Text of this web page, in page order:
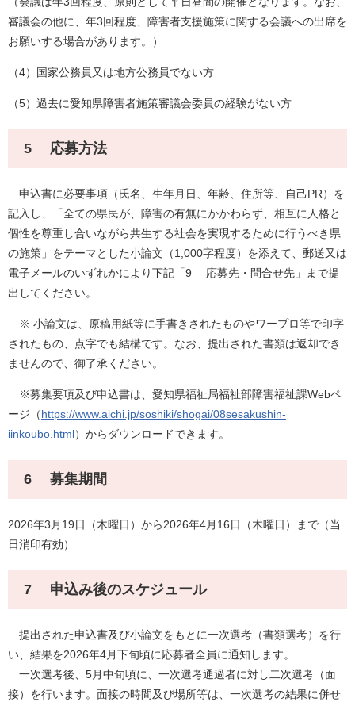
審議会の他に、年3回程度、障害者支援施策に関する会議への出席を
お願いする場合があります。）
（4）国家公務員又は地方公務員でない方
（5）過去に愛知県障害者施策審議会委員の経験がない方
5 応募方法
申込書に必要事項（氏名、生年月日、年齢、住所等、自己PR）を
記入し、「全ての県民が、障害の有無にかかわらず、相互に人格と
個性を尊重し合いながら共生する社会を実現するために行うべき県
の施策」をテーマとした小論文（1,000字程度）を添えて、郵送又は
電子メールのいずれかにより下記「9 応募先・問合せ先」まで提
出してください。
※ 小論文は、原稿用紙等に手書きされたものやワープロ等で印字
されたもの、点字でも結構です。なお、提出された書類は返却でき
ませんので、御了承ください。
※募集要項及び申込書は、愛知県福祉局福祉部障害福祉課Webペ
ージ（https://www.aichi.jp/soshiki/shogai/08sesakushin-
iinkoubo.html）からダウンロードできます。
6 募集期間
2026年3月19日（木曜日）から2026年4月16日（木曜日）まで（当
日消印有効）
7 申込み後のスケジュール
提出された申込書及び小論文をもとに一次選考（書類選考）を行
い、結果を2026年4月下旬頃に応募者全員に通知します。
一次選考後、5月中旬頃に、一次選考通過者に対し二次選考（面
接）を行います。面接の時間及び場所等は、一次選考の結果に併せ